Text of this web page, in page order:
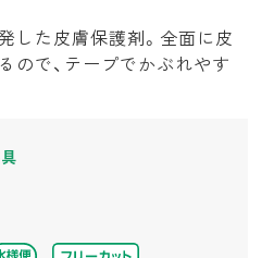
した皮膚保護剤。全面に皮
ので、テープでかぶれやす